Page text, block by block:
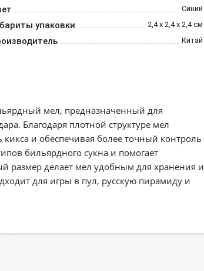
Синий
упаковки 2,4 х 2,4 х 2,4 см
Китай
мел, предназначенный для
Благодаря плотной структуре мел
и обеспечивая более точный контроль
бильярдного сукна и помогает
размер делает мел удобным для хранения и
для игры в пул, русскую пирамиду и